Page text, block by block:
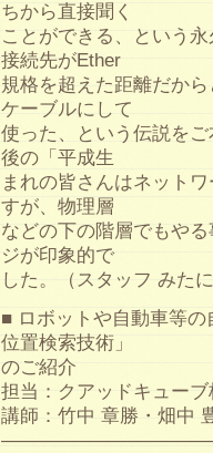
ちから直接聞く
ことができる、という
接続先がEther
規格を超えた距離だか
ケーブルにして
使った、という伝説を
後の「平成生
まれの皆さんはネット
すが、物理層
などの下の階層でもや
ジが印象的で
した。（スタッフ みたに
■ ロボットや自動車等
位置検索技術」
のご紹介
担当：クアッドキューブ
講師：竹中 章勝・畑中